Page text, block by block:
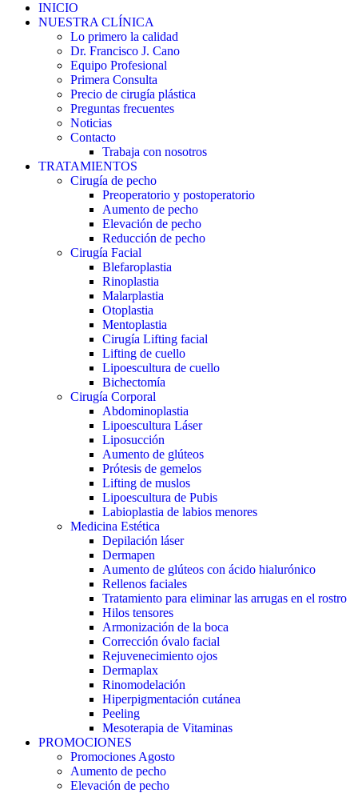
INICIO
NUESTRA CLÍNICA
Lo primero la calidad
Dr. Francisco J. Cano
Equipo Profesional
Primera Consulta
Precio de cirugía plástica
Preguntas frecuentes
Noticias
Contacto
Trabaja con nosotros
TRATAMIENTOS
Cirugía de pecho
Preoperatorio y postoperatorio
Aumento de pecho
Elevación de pecho
Reducción de pecho
Cirugía Facial
Blefaroplastia
Rinoplastia
Malarplastia
Otoplastia
Mentoplastia
Cirugía Lifting facial
Lifting de cuello
Lipoescultura de cuello
Bichectomía
Cirugía Corporal
Abdominoplastia
Lipoescultura Láser
Liposucción
Aumento de glúteos
Prótesis de gemelos
Lifting de muslos
Lipoescultura de Pubis
Labioplastia de labios menores
Medicina Estética
Depilación láser
Dermapen
Aumento de glúteos con ácido hialurónico
Rellenos faciales
Tratamiento para eliminar las arrugas en el rostro
Hilos tensores
Armonización de la boca
Corrección óvalo facial
Rejuvenecimiento ojos
Dermaplax
Rinomodelación
Hiperpigmentación cutánea
Peeling
Mesoterapia de Vitaminas
PROMOCIONES
Promociones Agosto
Aumento de pecho
Elevación de pecho